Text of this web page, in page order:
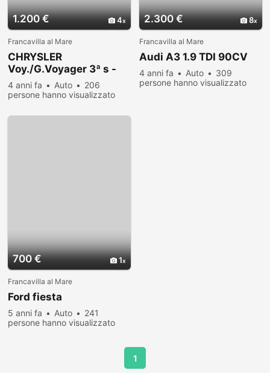
1.200 € 4
Francavilla al Mare
CHRYSLER
Voy./G.Voyager 3ª s -
2004
4 anni fa Auto
206
persone hanno visualizzato
2.300 € 8
Francavilla al Mare
Audi A3 1.9 TDI 90CV
4 anni fa Auto
309
persone hanno visualizzato
700 € 1
Francavilla al Mare
Ford fiesta
5 anni fa Auto
241
persone hanno visualizzato
1